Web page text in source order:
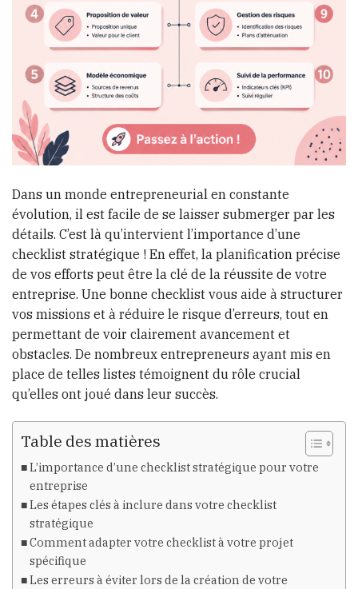
Dans un monde entrepreneurial en constante
évolution, il est facile de se laisser submerger par les
détails. C’est là qu’intervient l’importance d’une
checklist stratégique ! En effet, la planification précise
de vos efforts peut être la clé de la réussite de votre
entreprise. Une bonne checklist vous aide à structurer
vos missions et à réduire le risque d’erreurs, tout en
permettant de voir clairement avancement et
obstacles. De nombreux entrepreneurs ayant mis en
place de telles listes témoignent du rôle crucial
qu’elles ont joué dans leur succès.
Table des matières
L’importance d’une checklist stratégique pour votre
entreprise
Les étapes clés à inclure dans votre checklist
stratégique
Comment adapter votre checklist à votre projet
spécifique
Les erreurs à éviter lors de la création de votre